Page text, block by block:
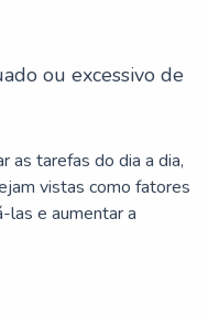
ou excessivo de
as tarefas do dia a dia,
vistas como fatores
las e aumentar a